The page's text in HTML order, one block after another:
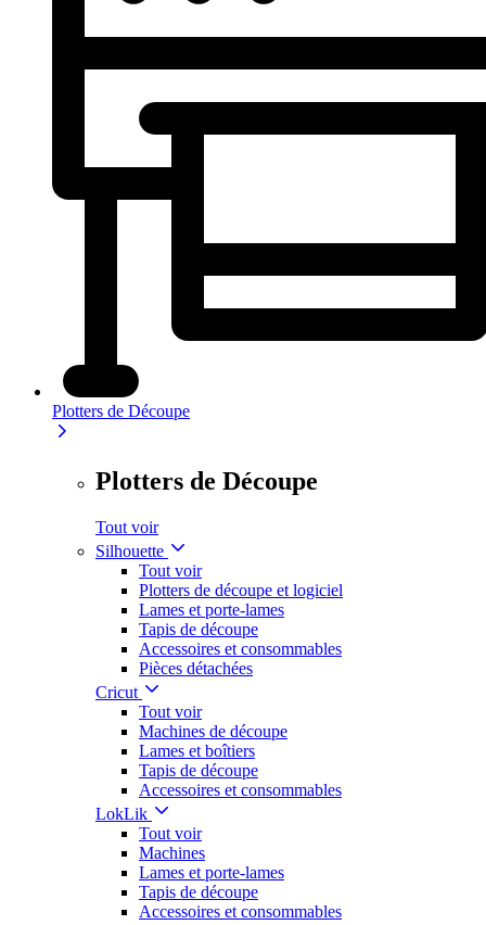
Plotters de Découpe
Plotters de Découpe
Tout voir
Silhouette
Tout voir
Plotters de découpe et logiciel
Lames et porte-lames
Tapis de découpe
Accessoires et consommables
Pièces détachées
Cricut
Tout voir
Machines de découpe
Lames et boîtiers
Tapis de découpe
Accessoires et consommables
LokLik
Tout voir
Machines
Lames et porte-lames
Tapis de découpe
Accessoires et consommables